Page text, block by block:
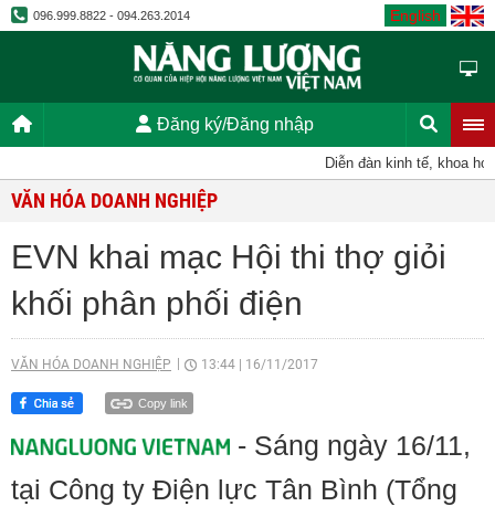
096.999.8822 - 094.263.2014 English
Đăng ký/Đăng nhập
Diễn đàn kinh tế, khoa học,
VĂN HÓA DOANH NGHIỆP
EVN khai mạc Hội thi thợ giỏi
khối phân phối điện
VĂN HÓA DOANH NGHIỆP 13:44 16/11/2017
Copy link
- Sáng ngày 16/11,
tại Công ty Điện lực Tân Bình (Tổng